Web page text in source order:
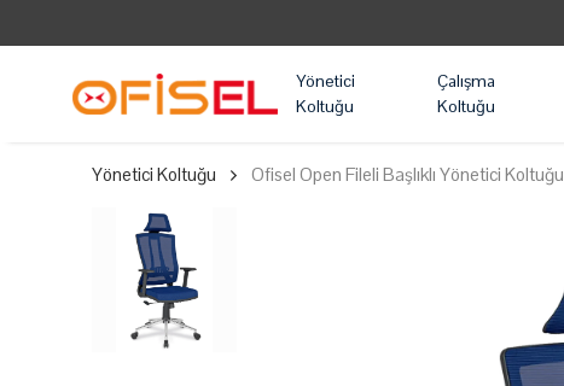
Yönetici
Koltuğu
Çalışma
Koltuğu
Yönetici Koltuğu Ofisel Open Fileli Başlıklı Yönetici Koltuğu